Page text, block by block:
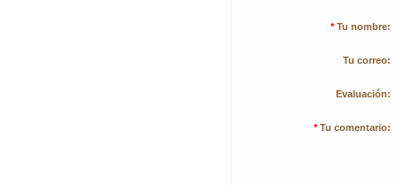
* Tu nombre:
Tu correo:
Evaluación:
* Tu comentario: